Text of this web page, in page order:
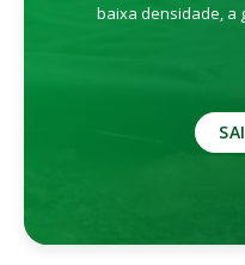
baixa densidade, a